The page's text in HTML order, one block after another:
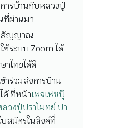
ารบ้านกับหลวงปู่
ที่ผ่านมา
สัญญาณ
ช้ระบบ Zoom ได้
าไทยได้ดี
าร่วมส่งการบ้าน
ด้ ที่หน้าเพจเฟซบุ๊
วงปู่ปราโมทย์ ปา
บสมัครในลิงค์ที่